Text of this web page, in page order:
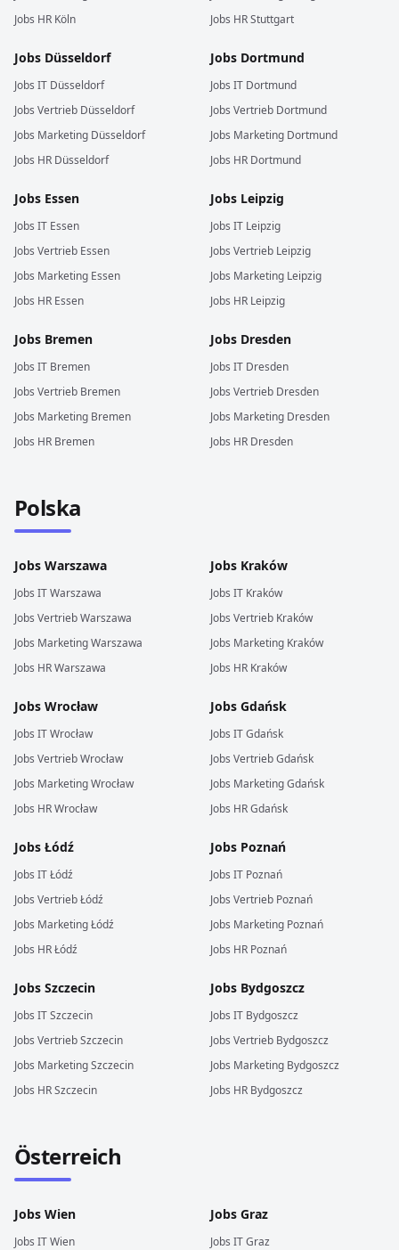
Jobs HR Köln
Jobs HRStuttgart
Jobs Düsseldorf
Jobs IT Düsseldorf
Jobs Vertrieb Düsseldorf
Jobs Marketing Düsseldorf
Jobs HR Düsseldorf
Jobs Dortmund
Jobs IT Dortmund
Jobs Vertrieb Dortmund
Jobs Marketing Dortmund
Jobs HR Dortmund
Jobs Essen
Jobs IT Essen
Jobs Vertrieb Essen
Jobs Marketing Essen
Jobs HR Essen
Jobs Leipzig
Jobs IT Leipzig
Jobs Vertrieb Leipzig
Jobs Marketing Leipzig
Jobs HR Leipzig
Jobs Bremen
Jobs IT Bremen
Jobs Vertrieb Bremen
Jobs Marketing Bremen
Jobs HR Bremen
Jobs Dresden
Jobs IT Dresden
Jobs Vertrieb Dresden
Jobs Marketing Dresden
Jobs HR Dresden
Polska
Jobs Warszawa
Jobs ITWarszawa
Jobs VertriebWarszawa
Jobs MarketingWarszawa
Jobs HRWarszawa
Jobs Kraków
Jobs IT Kraków
Jobs Vertrieb Kraków
Jobs Marketing Kraków
Jobs HR Kraków
Jobs Wrocław
Jobs ITWrocław
Jobs VertriebWrocław
Jobs MarketingWrocław
Jobs HRWrocław
Jobs Gdańsk
Jobs ITGdańsk
Jobs VertriebGdańsk
Jobs MarketingGdańsk
Jobs HRGdańsk
Jobs Łódź
Jobs ITŁódź
Jobs VertriebŁódź
Jobs MarketingŁódź
Jobs HRŁódź
Jobs Poznań
Jobs IT Poznań
Jobs Vertrieb Poznań
Jobs Marketing Poznań
Jobs HR Poznań
Jobs Szczecin
Jobs ITSzczecin
Jobs VertriebSzczecin
Jobs MarketingSzczecin
Jobs HRSzczecin
Jobs Bydgoszcz
Jobs IT Bydgoszcz
Jobs Vertrieb Bydgoszcz
Jobs Marketing Bydgoszcz
Jobs HR Bydgoszcz
Österreich
Jobs Wien
Jobs ITWien
Jobs Graz
Jobs ITGraz